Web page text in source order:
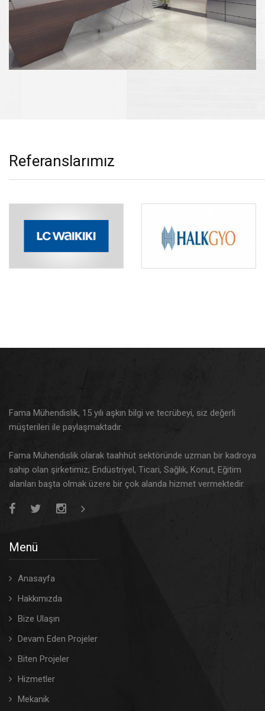
Referanslarımız
Fama Mühendislik, 15 yılı aşkın bilgi ve tecrübeyi, siz değerli
müşterileri ile paylaşmaktadır.
Fama Mühendislik olarak taahhüt sektöründe uzman bir kadroya
sahip olan şirketimiz; Endüstriyel, Ticari, Sağlık, Konut, Eğitim
alanları başta olmak üzere bir çok alanda hizmet vermektedir.
Menü
Anasayfa
Hakkımızda
Bize Ulaşın
Devam Eden Projeler
Biten Projeler
Hizmetler
Mekanik